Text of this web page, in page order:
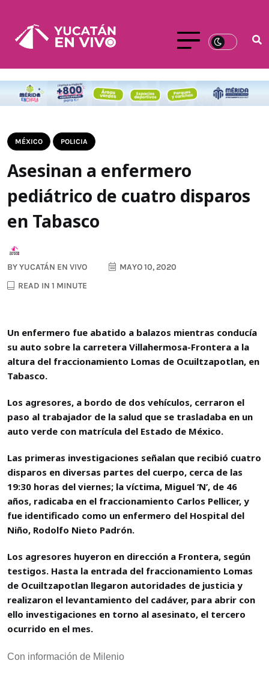
MÉXICO POLICIA
Asesinan a enfermero
pediátrico de cuatro disparos
en Tabasco
BYYUCATÁN EN VIVO
MAYO 10, 2020
READ IN 1 MINUTE
Un enfermero fue abatido a balazos mientras conducía
su auto sobre la carretera Villahermosa-Frontera a la
altura del fraccionamiento Lomas de Ocuiltzapotlan, en
Tabasco.
Los agresores, a bordo de dos vehículos, cerraron el
paso al trabajador de la salud que se trasladaba en un
auto verde con matrícula del Estado de México.
Las primeras investigaciones señalan que recibió cuatro
disparos en diversas partes del cuerpo, cerca de las
19:30 horas del viernes; la víctima, Miguel ‘N’, de 46
años, radicaba en el fraccionamiento Carlos Pellicer, y
fue identificado como un enfermero del Hospital del
Niño, Rodolfo Nieto Padrón.
Los agresores huyeron en dirección a Frontera, según
testigos. Hasta la entrada del fraccionamiento Lomas
de Ocuiltzapotlan llegaron autoridades de justicia y
realizaron el levantamiento del cadáver, para abrir con
ello investigaciones en torno al asesinato, el tercero
ocurrido en el mes.
Con información de Milenio